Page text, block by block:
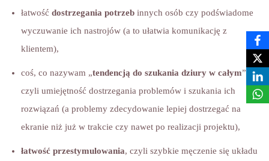
łatwość dostrzegania potrzeb innych osób czy podświadome
wyczuwanie ich nastrojów (a to ułatwia komunikację z
klientem),
coś, co nazywam „tendencją do szukania dziury w całym”
czyli umiejętność dostrzegania problemów i szukania ich
rozwiązań (a problemy zdecydowanie lepiej dostrzegać na
ekranie niż już w trakcie czy nawet po realizacji projektu),
łatwość przestymulowania, czyli szybkie męczenie się układu